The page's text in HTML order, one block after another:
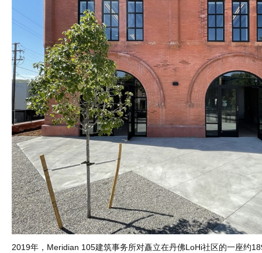
2019年，Meridian 105建筑事务所对矗立在丹佛LoHi社区的一座约